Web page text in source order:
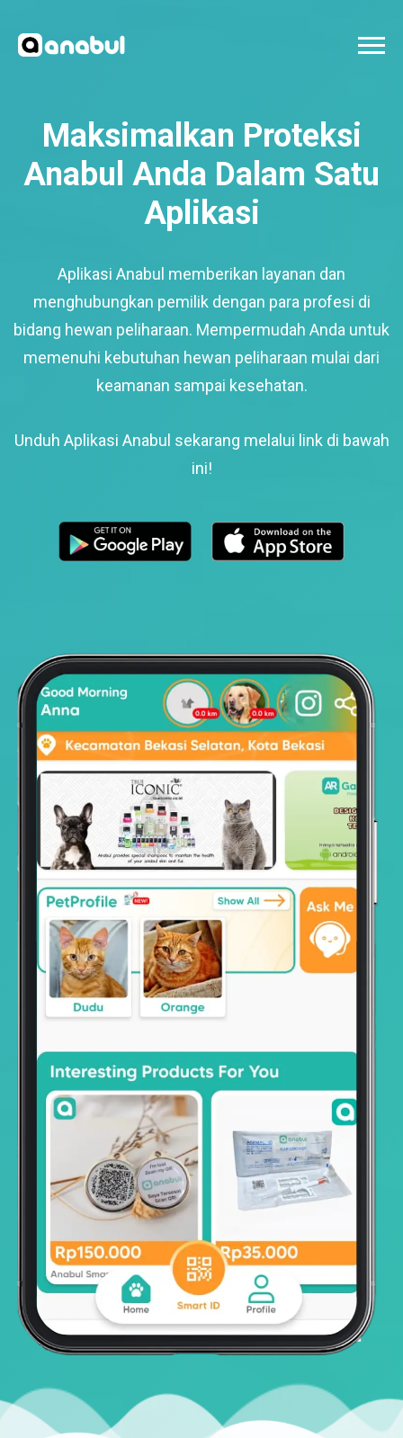
Maksimalkan Proteksi
Anabul Anda Dalam Satu
Aplikasi
Aplikasi Anabul memberikan layanan dan
menghubungkan pemilik dengan para profesi di
bidang hewan peliharaan. Mempermudah Anda untuk
memenuhi kebutuhan hewan peliharaan mulai dari
keamanan sampai kesehatan.
Unduh Aplikasi Anabul sekarang melalui link di bawah
ini!